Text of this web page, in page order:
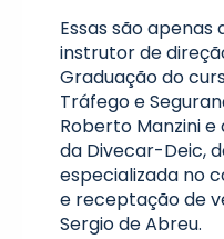
Essas são
instrutor de
Graduação do
Tráfego e
Roberto Manzini
da Divecar-Deic,
especializada no
e receptação de
Sergio de Abreu.